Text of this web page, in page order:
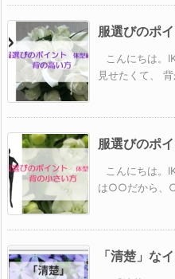
服選びのポ
こんにちは。
見せたくて、
服選びのポ
こんにちは
は○○だから、
「清楚」な